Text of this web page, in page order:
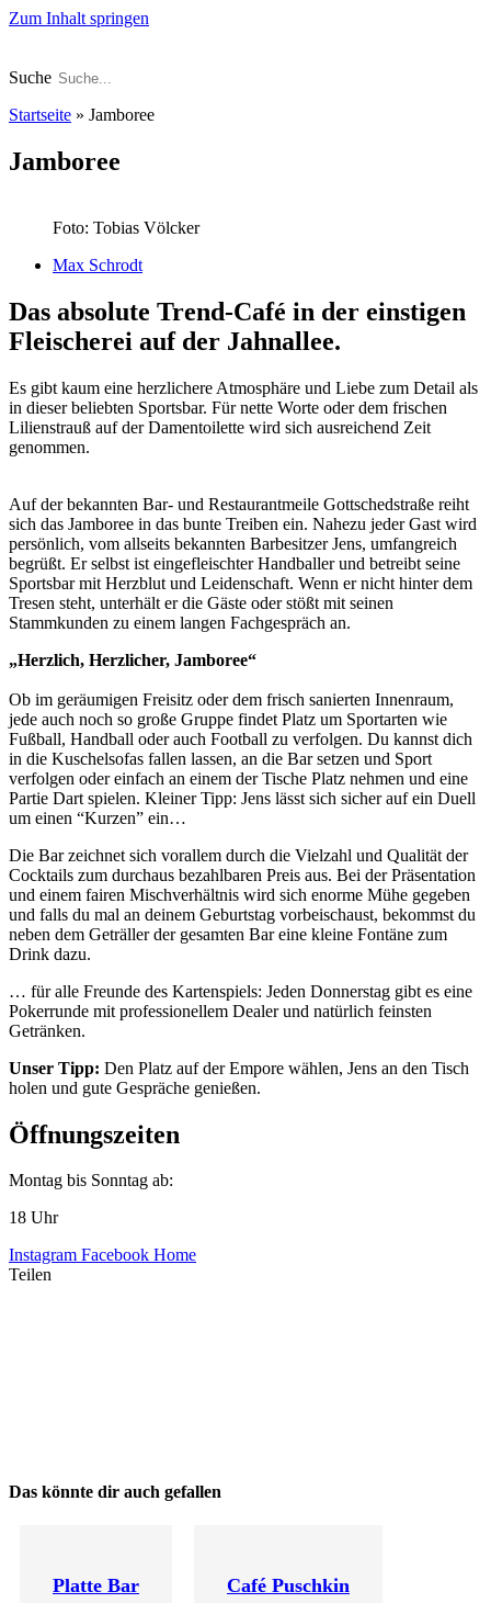
Zum Inhalt springen
Suche
Startseite » Jamboree
Jamboree
Foto: Tobias Völcker
Max Schrodt
Das absolute Trend-Café in der einstigen
Fleischerei auf der Jahnallee.
Es gibt kaum eine herzlichere Atmosphäre und Liebe zum Detail als
in dieser beliebten Sportsbar. Für nette Worte oder dem frischen
Lilienstrauß auf der Damentoilette wird sich ausreichend Zeit
genommen.
Auf der bekannten Bar- und Restaurantmeile Gottschedstraße reiht
sich das Jamboree in das bunte Treiben ein. Nahezu jeder Gast wird
persönlich, vom allseits bekannten Barbesitzer Jens, umfangreich
begrüßt. Er selbst ist eingefleischter Handballer und betreibt seine
Sportsbar mit Herzblut und Leidenschaft. Wenn er nicht hinter dem
Tresen steht, unterhält er die Gäste oder stößt mit seinen
Stammkunden zu einem langen Fachgespräch an.
„Herzlich, Herzlicher, Jamboree“
Ob im geräumigen Freisitz oder dem frisch sanierten Innenraum,
jede auch noch so große Gruppe findet Platz um Sportarten wie
Fußball, Handball oder auch Football zu verfolgen. Du kannst dich
in die Kuschelsofas fallen lassen, an die Bar setzen und Sport
verfolgen oder einfach an einem der Tische Platz nehmen und eine
Partie Dart spielen. Kleiner Tipp: Jens lässt sich sicher auf ein Duell
um einen “Kurzen” ein…
Die Bar zeichnet sich vorallem durch die Vielzahl und Qualität der
Cocktails zum durchaus bezahlbaren Preis aus. Bei der Präsentation
und einem fairen Mischverhältnis wird sich enorme Mühe gegeben
und falls du mal an deinem Geburtstag vorbeischaust, bekommst du
neben dem Geträller der gesamten Bar eine kleine Fontäne zum
Drink dazu.
… für alle Freunde des Kartenspiels: Jeden Donnerstag gibt es eine
Pokerrunde mit professionellem Dealer und natürlich feinsten
Getränken.
Unser Tipp: Den Platz auf der Empore wählen, Jens an den Tisch
holen und gute Gespräche genießen.
Öffnungszeiten
Montag bis Sonntag ab:
18 Uhr
Instagram Facebook Home
Teilen
Das könnte dir auch gefallen
Platte Bar Café Puschkin